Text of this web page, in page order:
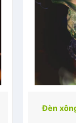
Đèn